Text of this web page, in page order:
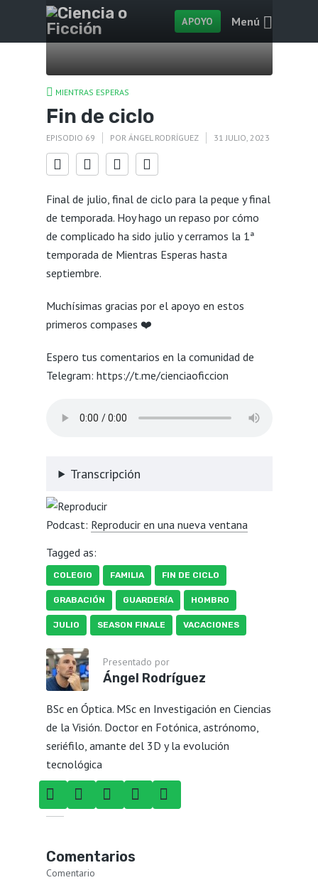
APOYO Menú
MIENTRAS ESPERAS
Fin de ciclo
EPISODIO 69 POR ÁNGEL RODRÍGUEZ 31 JULIO, 2023
Final de julio, final de ciclo para la peque y final
de temporada. Hoy hago un repaso por cómo
de complicado ha sido julio y cerramos la 1ª
temporada de Mientras Esperas hasta
septiembre.
Muchísimas gracias por el apoyo en estos
primeros compases ❤️
Espero tus comentarios en la comunidad de
Telegram: https://t.me/cienciaoficcion
Transcripción
Podcast: Reproducir en una nueva ventana
Tagged as:
COLEGIO FAMILIA FIN DE CICLO
GRABACIÓN GUARDERÍA HOMBRO
JULIO SEASON FINALE VACACIONES
Presentado por
Ángel Rodríguez
BSc en Óptica. MSc en Investigación en Ciencias
de la Visión. Doctor en Fotónica, astrónomo,
seriéfilo, amante del 3D y la evolución
tecnológica
Comentarios
Comentario